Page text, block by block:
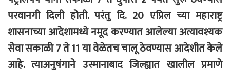
परवानगी दिली होती. परंतु दि. 20 एप्रिल च्या महाराष्ट्र
शासनाच्या आदेशामध्ये नमूद करण्यात आलेल्या अत्यावश्यक
सेवा सकाळी 7 ते 11 या वेळेतच चालू ठेवण्यास आदेशीत केले
आहे. त्याअनुषंगाने उस्मानाबाद जिल्ह्यात खालील प्रमाणे